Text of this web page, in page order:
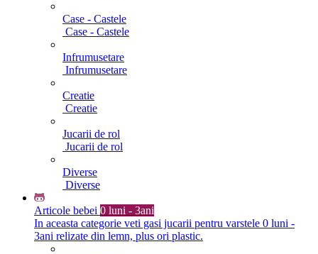
Case - Castele
Case - Castele
Infrumusetare
Infrumusetare
Creatie
Creatie
Jucarii de rol
Jucarii de rol
Diverse
Diverse
Articole bebei 0 luni - 3ani
In aceasta categorie veti gasi jucarii pentru varstele 0 luni -
3ani relizate din lemn, plus ori plastic.